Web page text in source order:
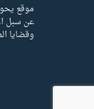
موقع
عن سبل
وقضايا